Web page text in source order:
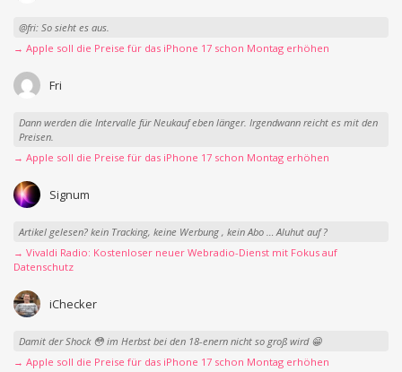
@fri: So sieht es aus.
→ Apple soll die Preise für das iPhone 17 schon Montag erhöhen
Fri
Dann werden die Intervalle für Neukauf eben länger. Irgendwann reicht es mit den
Preisen.
→ Apple soll die Preise für das iPhone 17 schon Montag erhöhen
Signum
Artikel gelesen? kein Tracking, keine Werbung , kein Abo … Aluhut auf ?
→ Vivaldi Radio: Kostenloser neuer Webradio-Dienst mit Fokus auf
Datenschutz
iChecker
Damit der Shock 😳 im Herbst bei den 18-enern nicht so groß wird 😁
→ Apple soll die Preise für das iPhone 17 schon Montag erhöhen